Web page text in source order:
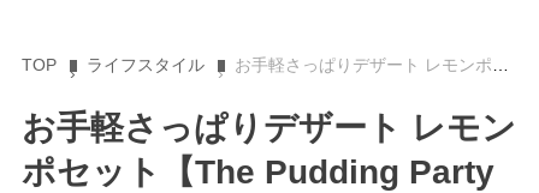
TOP ライフスタイル お手軽さっぱりデザート レモンポセット【The Pudding Party Tomoのイギリス菓子便り】
お手軽さっぱりデザート レモン
ポセット【The Pudding Party